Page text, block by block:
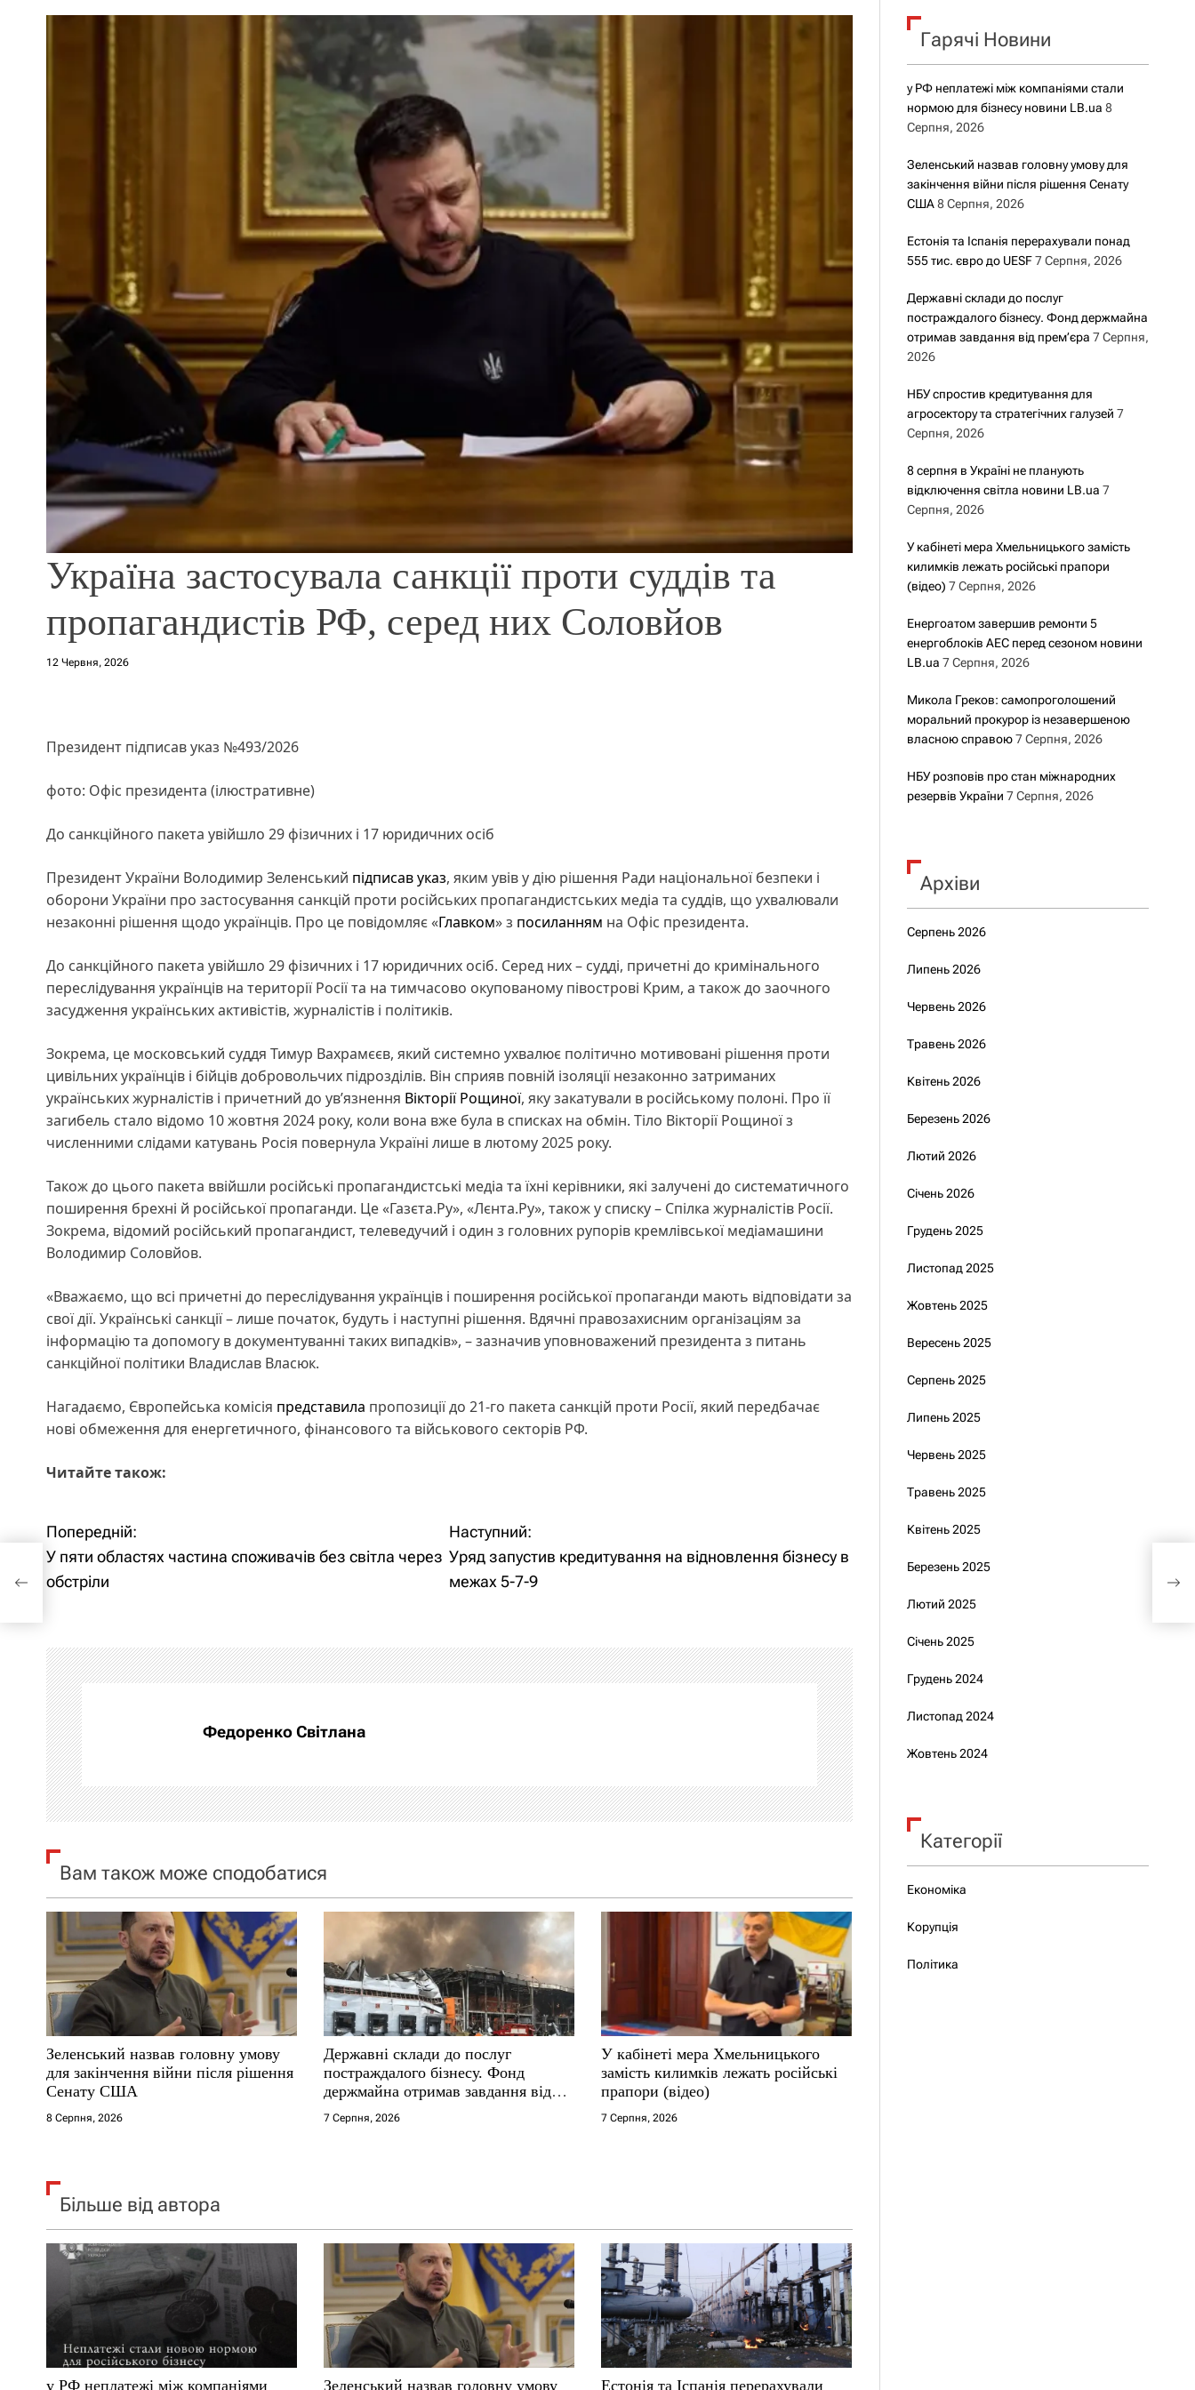
о
о
р
м
у
Україна застосувала санкції проти суддів та
пропагандистів РФ, серед них Соловйов
12 Червня, 2026
Президент підписав указ №493/2026
фото: Офіс президента (ілюстративне)
До санкційного пакета увійшло 29 фізичних і 17 юридичних осіб
Президент України Володимир Зеленський підписав указ, яким увів у дію рішення Ради національної безпеки і
оборони України про застосування санкцій проти російських пропагандистських медіа та суддів, що ухвалювали
незаконні рішення щодо українців. Про це повідомляє «Главком» з посиланням на Офіс президента.
До санкційного пакета увійшло 29 фізичних і 17 юридичних осіб. Серед них – судді, причетні до кримінального
переслідування українців на території Росії та на тимчасово окупованому півострові Крим, а також до заочного
засудження українських активістів, журналістів і політиків.
Зокрема, це московський суддя Тимур Вахрамєєв, який системно ухвалює політично мотивовані рішення проти
цивільних українців і бійців добровольчих підрозділів. Він сприяв повній ізоляції незаконно затриманих
українських журналістів і причетний до ув’язнення Вікторії Рощиної, яку закатували в російському полоні. Про її
загибель стало відомо 10 жовтня 2024 року, коли вона вже була в списках на обмін. Тіло Вікторії Рощиної з
численними слідами катувань Росія повернула Україні лише в лютому 2025 року.
Також до цього пакета ввійшли російські пропагандистські медіа та їхні керівники, які залучені до систематичного
поширення брехні й російської пропаганди. Це «Газєта.Ру», «Лєнта.Ру», також у списку – Спілка журналістів Росії.
Зокрема, відомий російський пропагандист, телеведучий і один з головних рупорів кремлівської медіамашини
Володимир Соловйов.
«Вважаємо, що всі причетні до переслідування українців і поширення російської пропаганди мають відповідати за
свої дії. Українські санкції – лише початок, будуть і наступні рішення. Вдячні правозахисним організаціям за
інформацію та допомогу в документуванні таких випадків», – зазначив уповноважений президента з питань
санкційної політики Владислав Власюк.
Нагадаємо, Європейська комісія представила пропозиції до 21-го пакета санкцій проти Росії, який передбачає
нові обмеження для енергетичного, фінансового та військового секторів РФ.
Читайте також:
Н
а
і
г
а
ц
і
я
а
п
и
с
і
в
Попередній:
У пяти областях частина споживачів без світла через
обстріли
Наступний:
Уряд запустив кредитування на відновлення бізнесу в
межах 5-7-9
Федоренко Світлана
Вам також може сподобатися
Зеленський назвав головну умову
для закінчення війни після рішення
Сенату США
8 Серпня, 2026
Державні склади до послуг
постраждалого бізнесу. Фонд
держмайна отримав завдання від
прем’єра
7 Серпня, 2026
У кабінеті мера Хмельницького
замість килимків лежать російські
прапори (відео)
7 Серпня, 2026
Більше від автора
у РФ неплатежі між компаніями Зеленський назвав головну умову Естонія та Іспанія перерахували
Гарячі Новини
у РФ неплатежі між компаніями стали
нормою для бізнесу новини LB.ua 8
Серпня, 2026
Зеленський назвав головну умову для
закінчення війни після рішення Сенату
США 8 Серпня, 2026
Естонія та Іспанія перерахували понад
555 тис. євро до UESF 7 Серпня, 2026
Державні склади до послуг
постраждалого бізнесу. Фонд держмайна
отримав завдання від прем’єра 7 Серпня,
2026
НБУ спростив кредитування для
агросектору та стратегічних галузей 7
Серпня, 2026
8 серпня в Україні не планують
відключення світла новини LB.ua 7
Серпня, 2026
У кабінеті мера Хмельницького замість
килимків лежать російські прапори
(відео) 7 Серпня, 2026
Енергоатом завершив ремонти 5
енергоблоків АЕС перед сезоном новини
LB.ua 7 Серпня, 2026
Микола Греков: самопроголошений
моральний прокурор із незавершеною
власною справою 7 Серпня, 2026
НБУ розповів про стан міжнародних
резервів України 7 Серпня, 2026
Архіви
Серпень 2026
Липень 2026
Червень 2026
Травень 2026
Квітень 2026
Березень 2026
Лютий 2026
Січень 2026
Грудень 2025
Листопад 2025
Жовтень 2025
Вересень 2025
Серпень 2025
Липень 2025
Червень 2025
Травень 2025
Квітень 2025
Березень 2025
Лютий 2025
Січень 2025
Грудень 2024
Листопад 2024
Жовтень 2024
Категорії
Економіка
Корупція
Політика